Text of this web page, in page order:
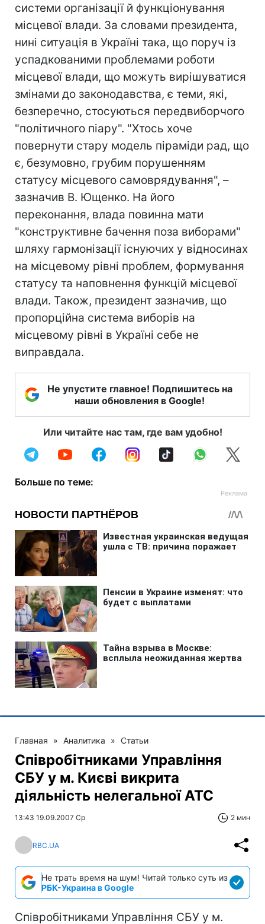
системи організації й функціонування
місцевої влади. За словами президента,
нині ситуація в Україні така, що поруч із
успадкованими проблемами роботи
місцевої влади, що можуть вирішуватися
змінами до законодавства, є теми, які,
безперечно, стосуються передвиборчого
"політичного піару". "Хтось хоче
повернути стару модель піраміди рад, що
є, безумовно, грубим порушенням
статусу місцевого самоврядування", –
зазначив В. Ющенко. На його
переконання, влада повинна мати
"конструктивне бачення поза виборами"
шляху гармонізації існуючих у відносинах
на місцевому рівні проблем, формування
статусу та наповнення функцій місцевої
влади. Також, президент зазначив, що
пропорційна система виборів на
місцевому рівні в Україні себе не
виправдала.
Не упустите главное! Подпишитесь на
наши обновления в Google!
Или читайте нас там, где вам удобно!
Больше по теме:
Главная » Аналитика » Статьи
Співробітниками Управління
СБУ у м. Києві викрита
діяльність нелегальної АТС
13:43 19.09.2007 Ср 2 мин
RBC.UA
Не трать время на шум! Читай только суть из
РБК-Украина в Google
Співробітниками Управління СБУ у м.